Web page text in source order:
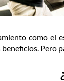
como el
Pero